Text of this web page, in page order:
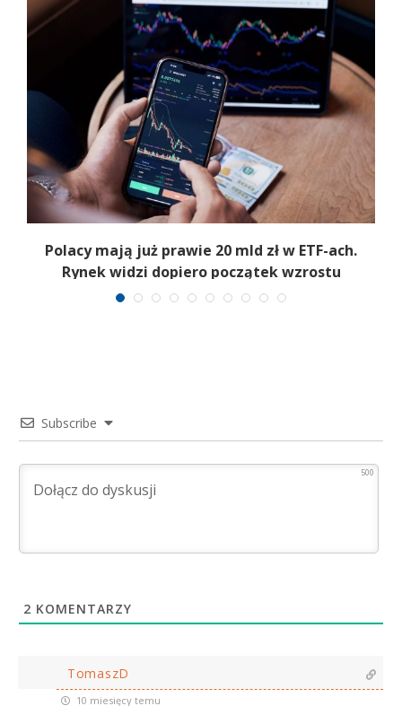
Polacy mają już prawie 20 mld zł w ETF-ach.
Rynek widzi dopiero początek wzrostu
Subscribe
500
2 KOMENTARZY
TomaszD
10 miesięcy temu